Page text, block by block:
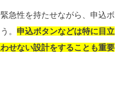
急性を持たせながら、申込ボ
。 申込ボタンなどは特に目立
せない設計をすることも重要